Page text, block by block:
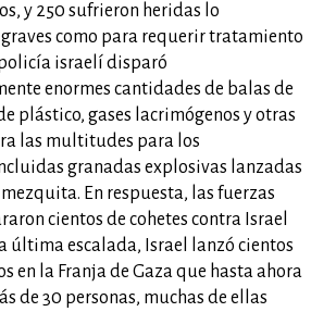
y 250 sufrieron heridas lo
como para requerir tratamiento
israelí disparó
enormes cantidades de balas de
plástico, gases lacrimógenos y otras
las multitudes para los
granadas explosivas lanzadas
En respuesta, las fuerzas
cientos de cohetes contra Israel
última escalada, Israel lanzó cientos
en la Franja de Gaza que hasta ahora
de 30 personas, muchas de ellas